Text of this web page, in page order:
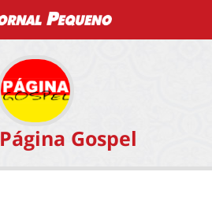
Página Gospel